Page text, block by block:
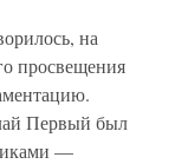
на
просвещения
Первый был
—